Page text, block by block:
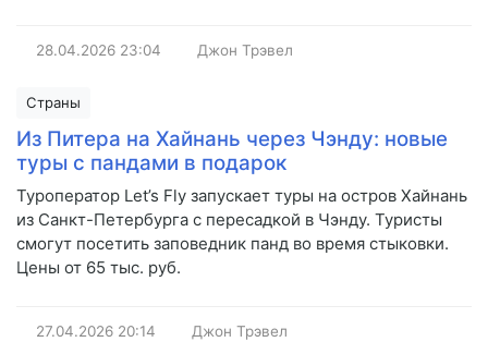
28.04.2026 23:04 Джон Трэвел
Страны
Из Питера на Хайнань через Чэнду: новые
туры с пандами в подарок
Туроператор Let’s Fly запускает туры на остров Хайнань
из Санкт-Петербурга с пересадкой в Чэнду. Туристы
смогут посетить заповедник панд во время стыковки.
Цены от 65 тыс. руб.
27.04.2026 20:14 Джон Трэвел